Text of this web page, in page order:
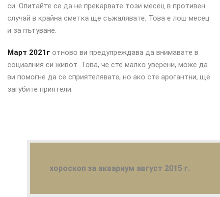
си. Опитайте се да не прекарвате този месец в противен
случай в крайна сметка ще съжалявате. Това е лош месец
и за пътуване.
Март 2021г отново ви предупреждава да внимавате в
социалния си живот. Това, че сте малко уверени, може да
ви помогне да се сприятелявате, но ако сте арогантни, ще
загубите приятели.
хороскоп за аквариум август 2015 г.